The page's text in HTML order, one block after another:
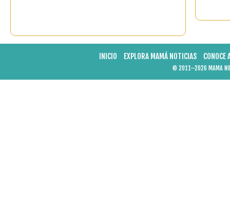
INICIO EXPLORA MAMÁ NOTICIAS CONOCE
© 2011–2026 MAMA